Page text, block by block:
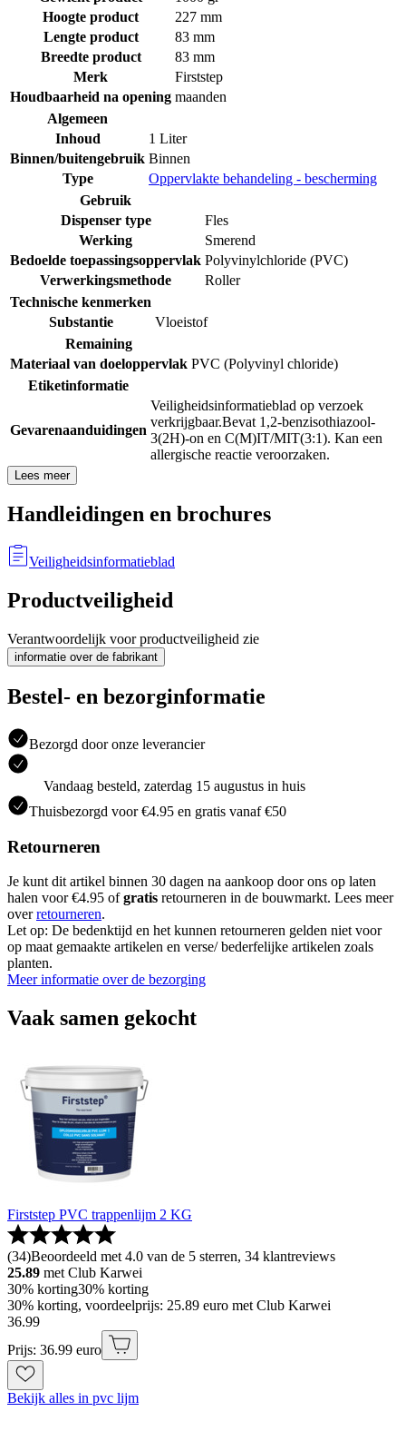
Hoogte product
227 mm
Lengte product
83 mm
Breedte product
83 mm
Merk
Firststep
Houdbaarheid na opening maanden
Algemeen
Inhoud
1 Liter
Binnen/buitengebruik Binnen
Type
Oppervlakte behandeling - bescherming
Gebruik
Dispenser type
Fles
Werking
Smerend
Bedoelde toepassingsoppervlak Polyvinylchloride (PVC)
Verwerkingsmethode
Roller
Technische kenmerken
Substantie
Vloeistof
Remaining
Materiaal van doeloppervlak PVC (Polyvinyl chloride)
Etiketinformatie
Gevarenaanduidingen
Veiligheidsinformatieblad op verzoek
verkrijgbaar.Bevat 1,2-benzisothiazool-
3(2H)-on en C(M)IT/MIT(3:1). Kan een
allergische reactie veroorzaken.
Lees meer
Handleidingen en brochures
Veiligheidsinformatieblad
Productveiligheid
Verantwoordelijk voor productveiligheid zie
informatie over de fabrikant
Bestel- en bezorginformatie
Bezorgd door onze leverancier
Vandaag besteld, zaterdag 15 augustus in huis
Thuisbezorgd voor €4.95 en gratis vanaf €50
Retourneren
Je kunt dit artikel binnen 30 dagen na aankoop door ons op laten
halen voor €4.95 ofgratis retourneren in de bouwmarkt. Lees meer
overretourneren.
Let op: De bedenktijd en het kunnen retourneren gelden niet voor
op maat gemaakte artikelen en verse/ bederfelijke artikelen zoals
planten.
Meer informatie over de bezorging
Vaak samen gekocht
Firststep PVC trappenlijm 2 KG
(34)Beoordeeld met 4.0 van de 5 sterren, 34 klantreviews
25.89 met Club Karwei
30% korting30% korting
30% korting, voordeelprijs: 25.89 euro met Club Karwei
36.99
Prijs: 36.99 euro
Bekijk alles in pvc lijm